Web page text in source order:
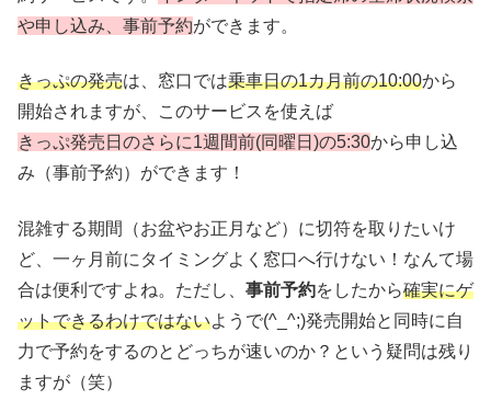
や申し込み、事前予約ができます。
きっぷの発売は、窓口では乗車日の1カ月前の10:00から
開始されますが、このサービスを使えば
きっぷ発売日のさらに1週間前(同曜日)の5:30から申し込
み（事前予約）ができます！
混雑する期間（お盆やお正月など）に切符を取りたいけ
ど、一ヶ月前にタイミングよく窓口へ行けない！なんて場
合は便利ですよね。ただし、 事前予約をしたから確実にゲ
ットできるわけではないようで(^_^;)発売開始と同時に自
力で予約をするのとどっちが速いのか？という疑問は残り
ますが（笑）